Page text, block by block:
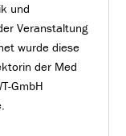
und
Veranstaltung
wurde diese
der Med
GmbH